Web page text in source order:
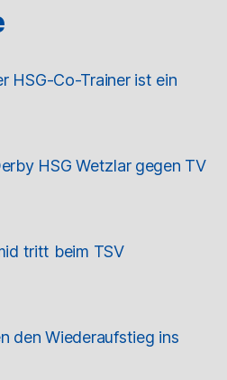
HSG-Co-Trainer ist ein
HSG Wetzlar gegen TV
tritt beim TSV
den Wiederaufstieg ins